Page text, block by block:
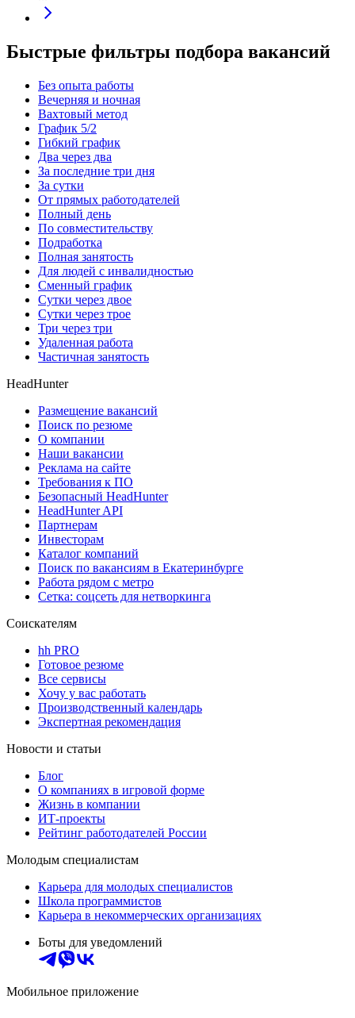
Быстрые фильтры подбора вакансий
Без опыта работы
Вечерняя и ночная
Вахтовый метод
График 5/2
Гибкий график
Два через два
За последние три дня
За сутки
От прямых работодателей
Полный день
По совместительству
Подработка
Полная занятость
Для людей с инвалидностью
Сменный график
Сутки через двое
Сутки через трое
Три через три
Удаленная работа
Частичная занятость
HeadHunter
Размещение вакансий
Поиск по резюме
О компании
Наши вакансии
Реклама на сайте
Требования к ПО
Безопасный HeadHunter
HeadHunter API
Партнерам
Инвесторам
Каталог компаний
Поиск по вакансиям в Екатеринбурге
Работа рядом с метро
Сетка: соцсеть для нетворкинга
Соискателям
hh PRO
Готовое резюме
Все сервисы
Хочу у вас работать
Производственный календарь
Экспертная рекомендация
Новости и статьи
Блог
О компаниях в игровой форме
Жизнь в компании
ИТ-проекты
Рейтинг работодателей России
Молодым специалистам
Карьера для молодых специалистов
Школа программистов
Карьера в некоммерческих организациях
Боты для уведомлений
Мобильное приложение